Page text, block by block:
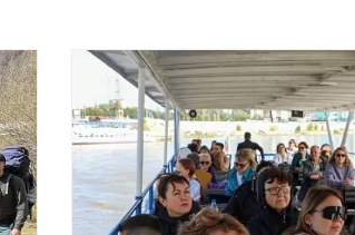
Новости
Что привезти (сувениры)